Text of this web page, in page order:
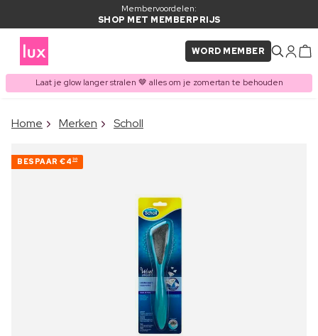
Membervoordelen:
SHOP MET MEMBERPRIJS
WORD MEMBER
Laat je glow langer stralen 🤎 alles om je zomertan te behouden
ITEM TOEGEVOEGD AAN
Home Merken Scholl
BESPAAR €4 30